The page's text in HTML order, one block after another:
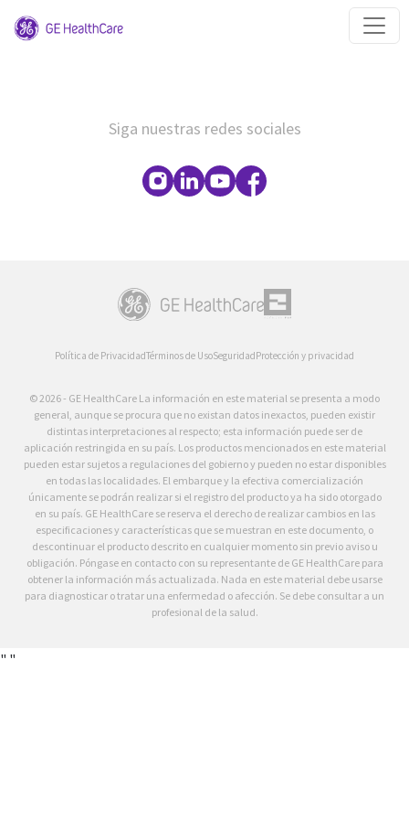
Siga nuestras redes sociales
Política de PrivacidadTérminos de UsoSeguridadProtección y privacidad
© 2026 - GE HealthCare La información en este material se presenta a modo
general, aunque se procura que no existan datos inexactos, pueden existir
distintas interpretaciones al respecto; esta información puede ser de
aplicación restringida en su país. Los productos mencionados en este material
pueden estar sujetos a regulaciones del gobierno y pueden no estar disponibles
en todas las localidades. El embarque y la efectiva comercialización
únicamente se podrán realizar si el registro del producto ya ha sido otorgado
en su país. GE HealthCare se reserva el derecho de realizar cambios en las
especificaciones y características que se muestran en este documento, o
descontinuar el producto descrito en cualquier momento sin previo aviso u
obligación. Póngase en contacto con su representante de GE HealthCare para
obtener la información más actualizada. Nada en este material debe usarse
para diagnosticar o tratar una enfermedad o afección. Se debe consultar a un
profesional de la salud.
" "